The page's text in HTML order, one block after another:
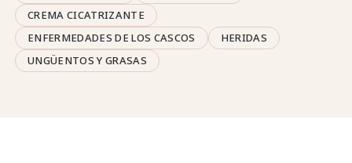
CREMA CICATRIZANTE
ENFERMEDADES DE LOS CASCOS
HERIDAS
UNGÜENTOS Y GRASAS